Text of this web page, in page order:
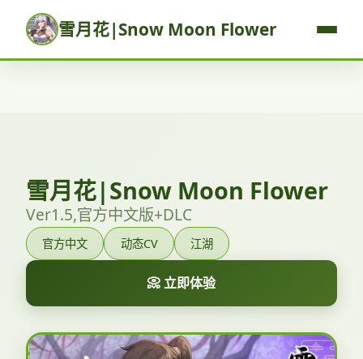
雪月花|Snow Moon Flower
雪月花|Snow Moon Flower
Ver1.5,官方中文版+DLC
官方中文 动态CV 江湖
📀 立即体验